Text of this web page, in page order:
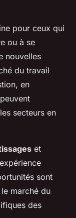
pour ceux qui
ou à se
nouvelles
du travail
en
secteurs en
et
sont
marché du
des